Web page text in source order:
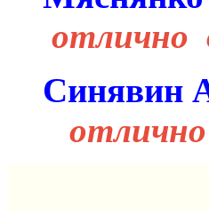
отлично